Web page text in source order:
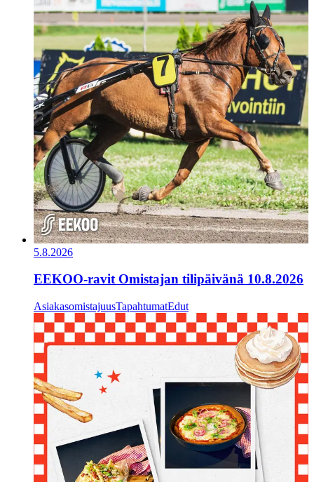
5.8.2026
EEKOO-ravit Omistajan tilipäivänä 10.8.2026
AsiakasomistajuusTapahtumatEdut